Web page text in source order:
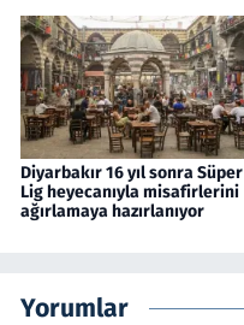
Diyarbakır 16 yıl sonra Süper
Lig heyecanıyla misafirlerini
ağırlamaya hazırlanıyor
Yorumlar